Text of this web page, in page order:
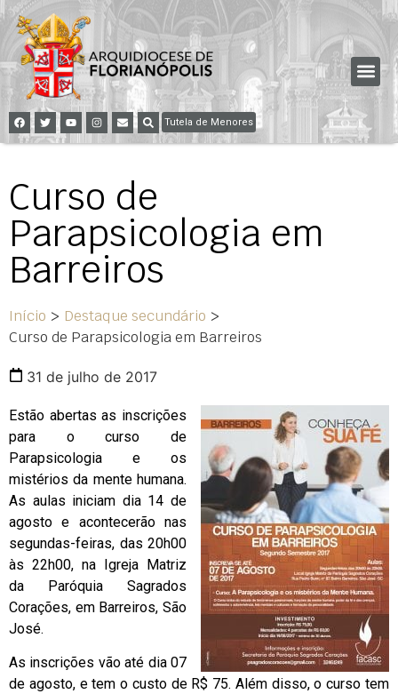
Tutela de Menores
Curso de
Parapsicologia em
Barreiros
Início > Destaque secundário >
Curso de Parapsicologia em Barreiros
31 de julho de 2017
Estão abertas as inscrições
para o curso de
Parapsicologia e os
mistérios da mente humana.
As aulas iniciam dia 14 de
agosto e acontecerão nas
segundas-feiras, das 20h00
às 22h00, na Igreja Matriz
da Paróquia Sagrados
Corações, em Barreiros, São
José.
As inscrições vão até dia 07
de agosto, e tem o custo de R$ 75. Além disso, o curso tem